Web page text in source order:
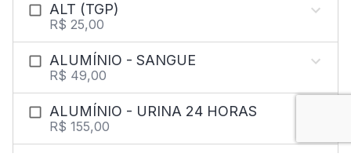
ALT (TGP)
R$ 25,00
ALUMÍNIO - SANGUE
R$ 49,00
ALUMÍNIO - URINA 24 HORAS
R$ 155,00